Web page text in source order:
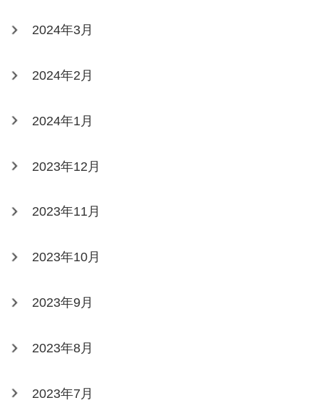
2024年3月
2024年2月
2024年1月
2023年12月
2023年11月
2023年10月
2023年9月
2023年8月
2023年7月